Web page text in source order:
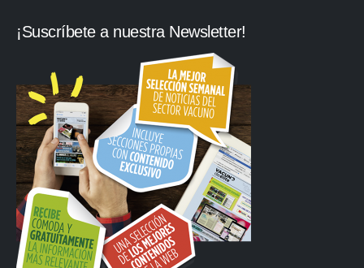
¡Suscríbete a nuestra Newsletter!